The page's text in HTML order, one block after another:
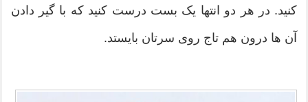
کنید. در هر دو انتها یک بست درست کنید که با گیر دادن
آن ها درون هم تاج روی سرتان بایستد.